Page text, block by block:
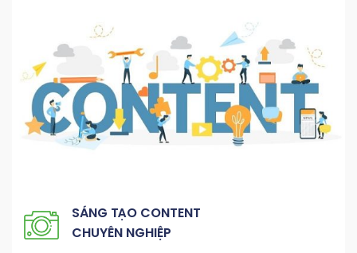
SÁNG TẠO CONTENT
CHUYÊN NGHIỆP